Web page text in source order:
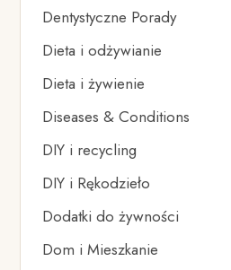
Dentystyczne Porady
Dieta i odżywianie
Dieta i żywienie
Diseases & Conditions
DIY i recycling
DIY i Rękodzieło
Dodatki do żywności
Dom i Mieszkanie